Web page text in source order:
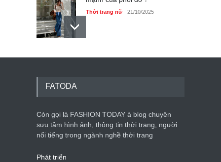
Thời trang nữ 21/10/2025
Dàn túi hiệu ‘ xịn sò’ của nữ
Mẫu áo khoác đẹp cho phụ
nữ 40+
FATODA
Còn gọi là FASHION TODAY à blog chuyên
sưu tầm hình ảnh, thông tin thời trang, người
nổi tiếng trong ngành nghề thời trang
Phát triển